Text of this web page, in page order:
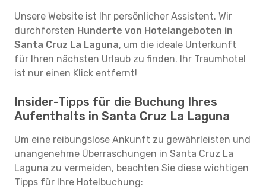
Unsere Website ist Ihr persönlicher Assistent. Wir
durchforsten Hunderte von Hotelangeboten in
Santa Cruz La Laguna, um die ideale Unterkunft
für Ihren nächsten Urlaub zu finden. Ihr Traumhotel
ist nur einen Klick entfernt!
Insider-Tipps für die Buchung Ihres
Aufenthalts in Santa Cruz La Laguna
Um eine reibungslose Ankunft zu gewährleisten und
unangenehme Überraschungen in Santa Cruz La
Laguna zu vermeiden, beachten Sie diese wichtigen
Tipps für Ihre Hotelbuchung: